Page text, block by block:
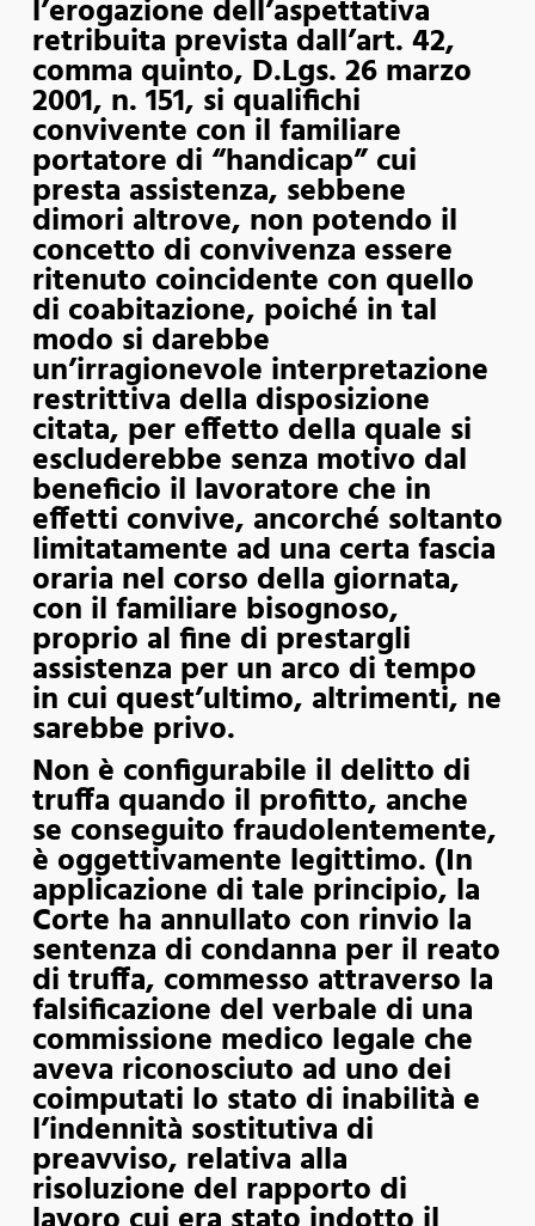
l’erogazione dell’aspettativa
retribuita prevista dall’art. 42,
comma quinto, D.Lgs. 26 marzo
2001, n. 151, si qualifichi
convivente con il familiare
portatore di “handicap” cui
presta assistenza, sebbene
dimori altrove, non potendo il
concetto di convivenza essere
ritenuto coincidente con quello
di coabitazione, poiché in tal
modo si darebbe
un’irragionevole interpretazione
restrittiva della disposizione
citata, per effetto della quale si
escluderebbe senza motivo dal
beneficio il lavoratore che in
effetti convive, ancorché soltanto
limitatamente ad una certa fascia
oraria nel corso della giornata,
con il familiare bisognoso,
proprio al fine di prestargli
assistenza per un arco di tempo
in cui quest’ultimo, altrimenti, ne
sarebbe privo.
Non è configurabile il delitto di
truffa quando il profitto, anche
se conseguito fraudolentemente,
è oggettivamente legittimo. (In
applicazione di tale principio, la
Corte ha annullato con rinvio la
sentenza di condanna per il reato
di truffa, commesso attraverso la
falsificazione del verbale di una
commissione medico legale che
aveva riconosciuto ad uno dei
coimputati lo stato di inabilità e
l’indennità sostitutiva di
preavviso, relativa alla
risoluzione del rapporto di